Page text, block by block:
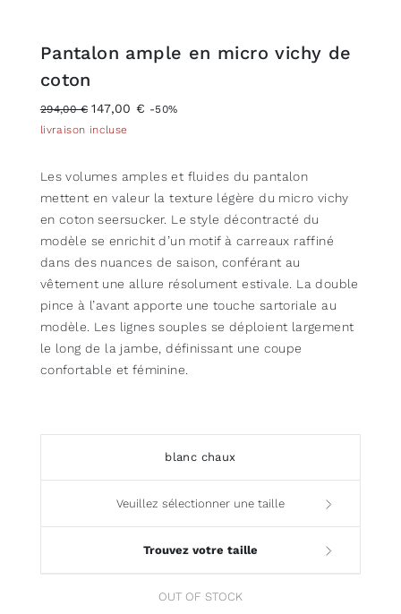
Pantalon ample en micro vichy de
coton
294,00 € 147,00 € -50%
livraison incluse
Les volumes amples et fluides du pantalon
mettent en valeur la texture légère du micro vichy
en coton seersucker. Le style décontracté du
modèle se enrichit d’un motif à carreaux raffiné
dans des nuances de saison, conférant au
vêtement une allure résolument estivale. La double
pince à l’avant apporte une touche sartoriale au
modèle. Les lignes souples se déploient largement
le long de la jambe, définissant une coupe
confortable et féminine.
blanc chaux
Veuillez sélectionner une taille
Trouvez votre taille
OUT OF STOCK